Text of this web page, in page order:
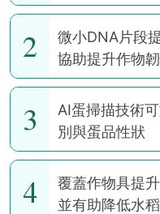
2
微小DNA片段
協助提升作物
3
AI蛋掃描技術
別與蛋品性狀
4
覆蓋作物具提
並有助降低水